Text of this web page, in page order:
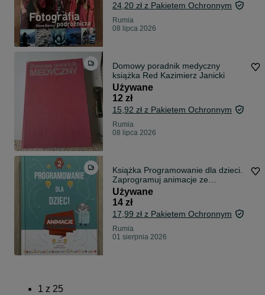
24,20 zł z Pakietem Ochronnym
Rumia
08 lipca 2026
Domowy poradnik medyczny
książka Red Kazimierz Janicki
Używane
12 zł
15,92 zł z Pakietem Ochronnym
Rumia
08 lipca 2026
Książka Programowanie dla dzieci.
Zaprogramuj animacje ze
Scratchem. Część 2
Używane
14 zł
17,99 zł z Pakietem Ochronnym
Rumia
01 sierpnia 2026
1 z 25